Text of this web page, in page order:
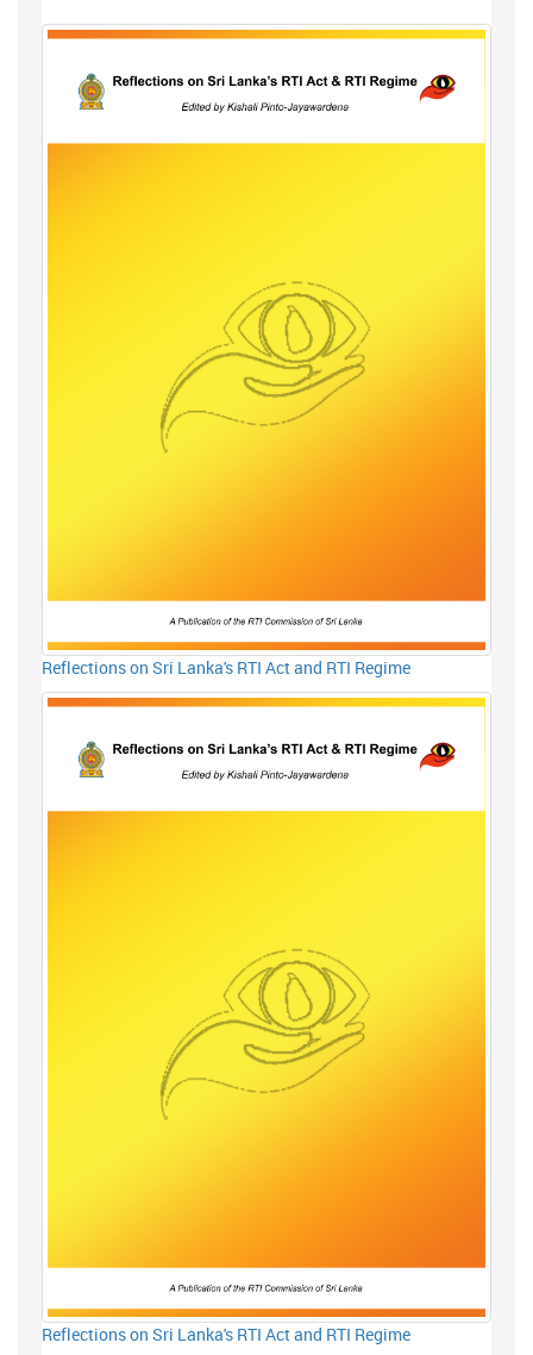
Reflections on Sri Lanka's RTI Act and RTI Regime
Reflections on Sri Lanka's RTI Act and RTI Regime